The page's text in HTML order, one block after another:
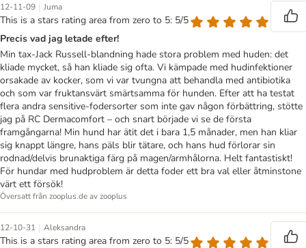
12-11-09 | Juma
This is a stars rating area from zero to 5: 5/5
Precis vad jag letade efter!
Min tax-Jack Russell-blandning hade stora problem med huden: det
kliade mycket, så han kliade sig ofta. Vi kämpade med hudinfektioner
orsakade av kocker, som vi var tvungna att behandla med antibiotika
och som var fruktansvärt smärtsamma för hunden. Efter att ha testat
flera andra sensitive-fodersorter som inte gav någon förbättring, stötte
jag på RC Dermacomfort – och snart började vi se de första
framgångarna! Min hund har ätit det i bara 1,5 månader, men han kliar
sig knappt längre, hans päls blir tätare, och hans hud förlorar sin
rodnad/delvis brunaktiga färg på magen/armhålorna. Helt fantastiskt!
För hundar med hudproblem är detta foder ett bra val eller åtminstone
värt ett försök!
Översatt från zooplus.de av zooplus
12-10-31 | Aleksandra
This is a stars rating area from zero to 5: 5/5